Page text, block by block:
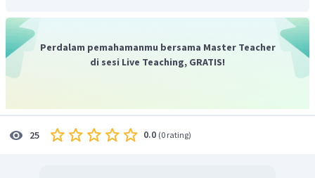
Dengan demikian, didapat dua bilangan yang mungkin yaitu
.
Perdalam pemahamanmu bersama Master Teacher
di sesi Live Teaching, GRATIS!
25 0.0 (0 rating)